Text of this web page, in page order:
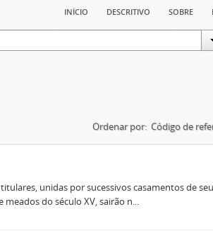
início descritivo sobre
Ordenar por: Código de
unidas por sucessivos casamentos de
do século XV, sairão n...